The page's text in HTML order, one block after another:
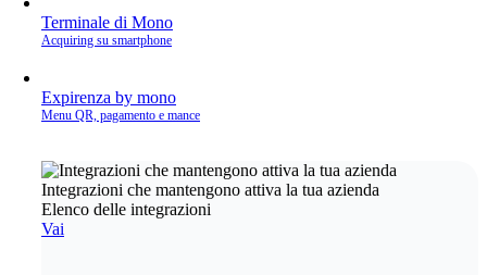
Terminale di Mono
Acquiring su smartphone
Expirenza by mono
Menu QR, pagamento e mance
Integrazioni che mantengono attiva la tua azienda
Elenco delle integrazioni
Vai